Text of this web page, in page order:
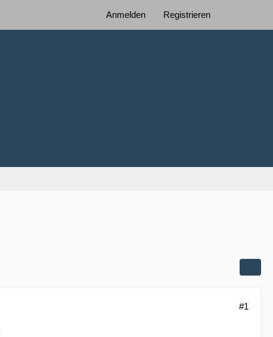
Anmelden Registrieren
#1